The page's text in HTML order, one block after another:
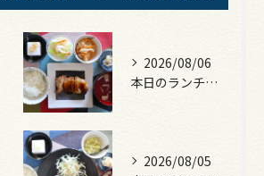
2026/08/06
本日のランチは、照焼きチキン！
2026/08/05